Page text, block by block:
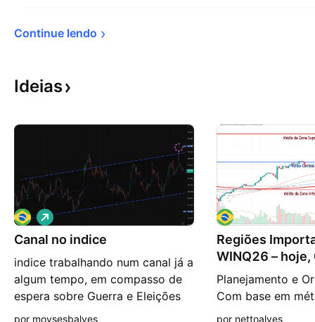
Continue lendo
Ideias
Canal no indice
indice trabalhando num canal já a
algum tempo, em compasso de
espera sobre Guerra e Eleições
no Brasil. algumas agulhadas
V
i
é
d
a
l
por moysesbalves
Regiões
WINQ26 –
Planejamento e
Com base em
estabeleço
por nettoalves